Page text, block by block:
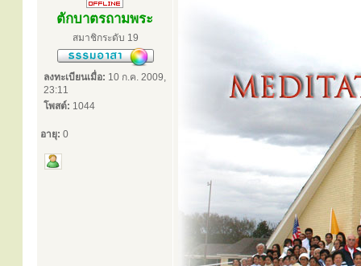
ตักบาตรถามพระ
สมาชิกระดับ 19
ลงทะเบียนเมื่อ: 10 ก.ค. 2009,
23:11
โพสต์: 1044
อายุ: 0